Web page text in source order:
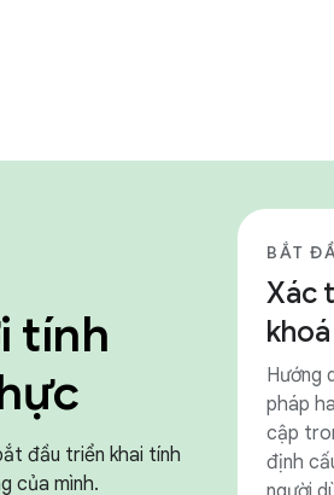
tính
đầu triển khai tính
của mình.
BẮT
Xác
Hướng
pháp
cập
định